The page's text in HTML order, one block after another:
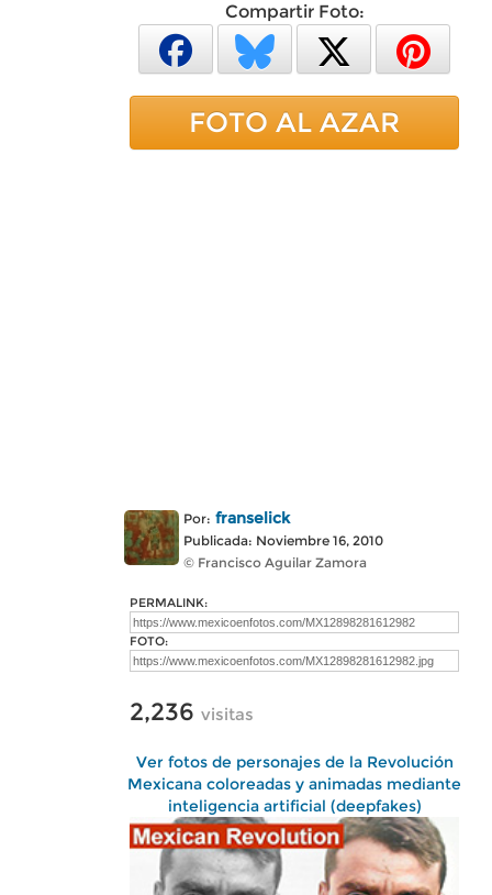
Compartir Foto:
FOTO AL AZAR
Por: franselick
Publicada: Noviembre 16, 2010
© Francisco Aguilar Zamora
PERMALINK:
FOTO:
2,236 visitas
Ver fotos de personajes de la Revolución
Mexicana coloreadas y animadas mediante
inteligencia artificial (deepfakes)